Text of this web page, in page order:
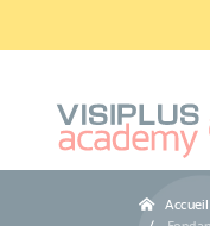
Accueil